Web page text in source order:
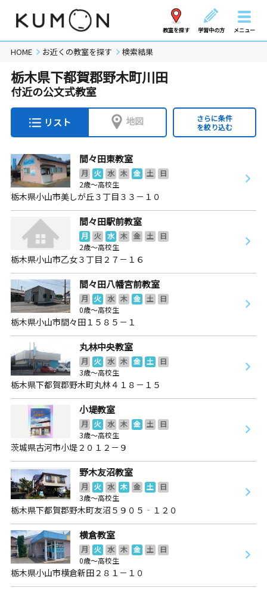
教室を探す 学習中の方 メニュー
HOME お近くの教室を探す 検索結果
栃木県下都賀郡野木町川田
付近の公文式教室
リスト 地図
さらに条件
を絞り込む
間々田東教室
月 火 水 木 金 土
日
2歳～高校生
栃木県小山市美しが丘３丁目３３－１０
間々田駅前教室
月 火 水 木 金 土
日
2歳～高校生
栃木県小山市乙女３丁目２７－１６
間々田八幡宮前教室
月 火 水 木 金 土
日
0歳～高校生
栃木県小山市間々田１５８５－１
丸林中央教室
月 火 水 木 金 土
日
3歳～高校生
栃木県下都賀郡野木町丸林４１８－１５
小堤教室
月 火 水 木 金 土
日
3歳～高校生
茨城県古河市小堤２０１２－９
野木友沼教室
月 火 水 木 金 土
日
3歳～高校生
栃木県下都賀郡野木町友沼５９０５‐１２０
横倉教室
月 火 水 木 金 土
日
0歳～高校生
栃木県小山市横倉新田２８１－１０